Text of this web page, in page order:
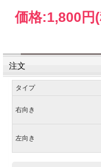
価格:1,800円
注文
タイプ
右向き
左向き